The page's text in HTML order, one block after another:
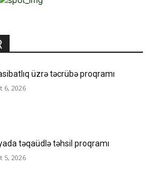
üzrə təcrübə proqramı
6, 2026
təqaüdlə təhsil proqramı
5, 2026